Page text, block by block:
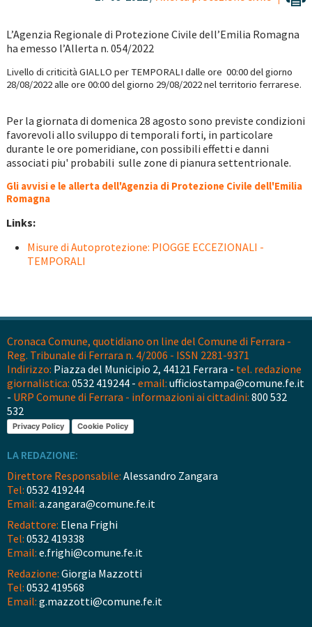
L’Agenzia Regionale di Protezione Civile dell’Emilia Romagna
ha emesso l’Allerta n. 054/2022
Livello di criticità GIALLO per TEMPORALI dalle ore 00:00 del giorno
28/08/2022 alle ore 00:00del giorno 29/08/2022nel territorio ferrarese.
Per la giornata di domenica 28 agosto sono previste condizioni
favorevoli allo sviluppo di temporali forti, in particolare
durante le ore pomeridiane, con possibili effetti e danni
associati piu' probabili sulle zone di pianura settentrionale.
Gli avvisi e le allerta dell'Agenzia di Protezione Civile dell'Emilia
Romagna
Links:
Misure di Autoprotezione: PIOGGE ECCEZIONALI -
TEMPORALI
Cronaca Comune, quotidiano on line del Comune di Ferrara -
Reg. Tribunale di Ferrara n. 4/2006 - ISSN 2281-9371
Indirizzo: Piazza del Municipio 2, 44121 Ferrara - tel. redazione
giornalistica: 0532 419244 - email: ufficiostampa@comune.fe.it
- URP Comune di Ferrara - informazioni ai cittadini: 800 532
532
Privacy Policy Cookie Policy
LA REDAZIONE:
Direttore Responsabile: Alessandro Zangara
Tel: 0532 419244
Email: a.zangara@comune.fe.it
Redattore: Elena Frighi
Tel: 0532 419338
Email: e.frighi@comune.fe.it
Redazione: Giorgia Mazzotti
Tel: 0532 419568
Email: g.mazzotti@comune.fe.it